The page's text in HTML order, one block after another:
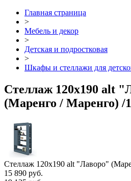
Главная страница
>
Мебель и декор
>
Детская и подростковая
>
Шкафы и стеллажи для
Стеллаж 120х190 alt
(Маренго / Маренго) /
Стеллаж 120х190 alt "Лаворо"
15 890 руб.